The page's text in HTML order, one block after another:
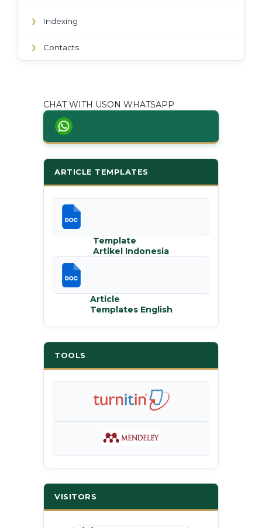
❯ Indexing
❯ Contacts
CHAT WITH USON WHATSAPP
ARTICLE TEMPLATES
Template
Artikel Indonesia
Article
Templates English
TOOLS
VISITORS